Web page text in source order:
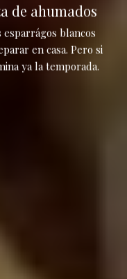
de ahumados
blancos
en casa. Pero si
ya la temporada.